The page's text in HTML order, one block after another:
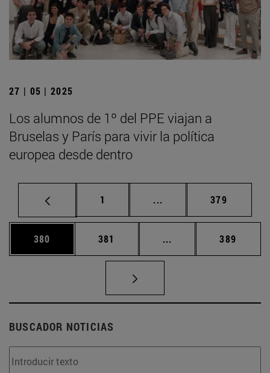
27 | 05 | 2025
Los alumnos de 1º del PPE viajan a
Bruselas y París para vivir la política
europea desde dentro
Página
1 ... Páginas intermedias
Página
379
Página
380 Página
381 ... Páginas intermedias
Página
389
BUSCADOR NOTICIAS